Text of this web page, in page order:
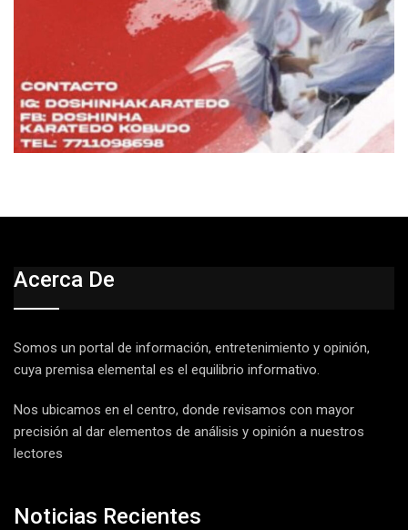
Acerca De
Somos un portal de información, entretenimiento y opinión,
cuya premisa elemental es el equilibrio informativo.
Nos ubicamos en el centro, donde revisamos con mayor
precisión al dar elementos de análisis y opinión a nuestros
lectores
Noticias Recientes